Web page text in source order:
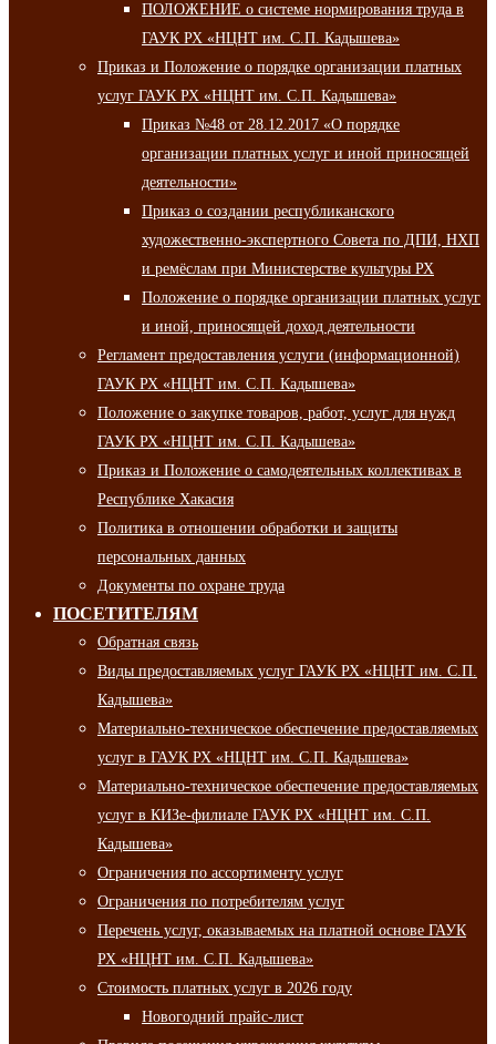
ПОЛОЖЕНИЕ о системе нормирования труда в
ГАУК РХ «НЦНТ им. С.П. Кадышева»
Приказ и Положение о порядке организации платных
услуг ГАУК РХ «НЦНТ им. С.П. Кадышева»
Приказ №48 от 28.12.2017 «О порядке
организации платных услуг и иной приносящей
деятельности»
Приказ о создании республиканского
художественно-экспертного Совета по ДПИ, НХП
и ремёслам при Министерстве культуры РХ
Положение о порядке организации платных услуг
и иной, приносящей доход деятельности
Регламент предоставления услуги (информационной)
ГАУК РХ «НЦНТ им. С.П. Кадышева»
Положение о закупке товаров, работ, услуг для нужд
ГАУК РХ «НЦНТ им. С.П. Кадышева»
Приказ и Положение о самодеятельных коллективах в
Республике Хакасия
Политика в отношении обработки и защиты
персональных данных
Документы по охране труда
ПОСЕТИТЕЛЯМ
Обратная связь
Виды предоставляемых услуг ГАУК РХ «НЦНТ им. С.П.
Кадышева»
Материально-техническое обеспечение предоставляемых
услуг в ГАУК РХ «НЦНТ им. С.П. Кадышева»
Материально-техническое обеспечение предоставляемых
услуг в КИЗе-филиале ГАУК РХ «НЦНТ им. С.П.
Кадышева»
Ограничения по ассортименту услуг
Ограничения по потребителям услуг
Перечень услуг, оказываемых на платной основе ГАУК
РХ «НЦНТ им. С.П. Кадышева»
Стоимость платных услуг в 2026 году
Новогодний прайс-лист